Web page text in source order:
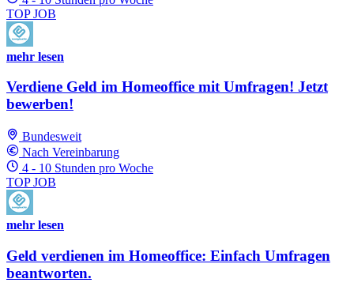
TOP JOB
mehr lesen
Verdiene Geld im Homeoffice mit Umfragen! Jetzt
bewerben!
Bundesweit
Nach Vereinbarung
4 - 10 Stunden pro Woche
TOP JOB
mehr lesen
Geld verdienen im Homeoffice: Einfach Umfragen
beantworten.